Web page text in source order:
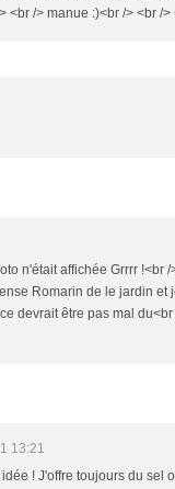
<br /> manue :)<br /> <br />
n'était affichée Grrrr !<br
Romarin de le jardin et
devrait être pas mal
13:21
! J'offre toujours du sel